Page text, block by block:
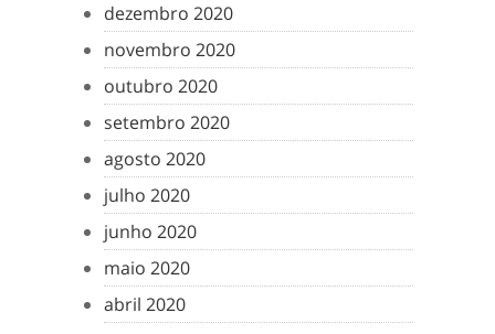
dezembro 2020
novembro 2020
outubro 2020
setembro 2020
agosto 2020
julho 2020
junho 2020
maio 2020
abril 2020